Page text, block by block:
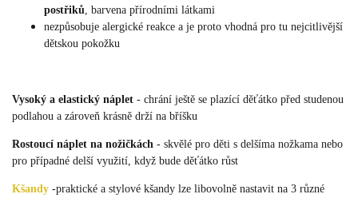
postřiků , barvena přírodními látkami
nezpůsobuje alergické reakce a je proto vhodná pro tu nejcitlivější
dětskou pokožku
Vysoký a elastický náplet - chrání ještě se plazící děťátko před studenou
podlahou a zároveň krásně drží na bříšku
Rostoucí náplet na nožičkách - skvělé pro děti s delšíma nožkama nebo
pro případné delší využití, když bude děťátko růst
Kšandy -praktické a stylové kšandy lze libovolně nastavit na 3 různé